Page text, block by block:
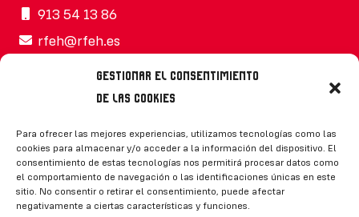
Gestionar el consentimiento
de las cookies
Para ofrecer las mejores experiencias, utilizamos tecnologías como las
cookies para almacenar y/o acceder a la información del dispositivo. El
consentimiento de estas tecnologías nos permitirá procesar datos como
el comportamiento de navegación o las identificaciones únicas en este
sitio. No consentir o retirar el consentimiento, puede afectar
negativamente a ciertas características y funciones.
913 54 13 86
rfeh@rfeh.es
Síguenos